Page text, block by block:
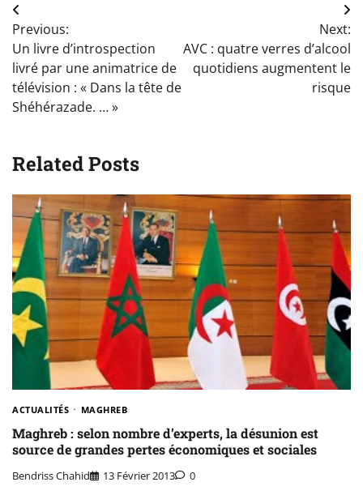
Navigation
de
l’article
Previous:
Un livre d’introspection
livré par une animatrice de
télévision : « Dans la tête de
Shéhérazade. … »
Next:
AVC : quatre verres d’alcool
quotidiens augmentent le
risque
Related Posts
ACTUALITÉS MAGHREB
Maghreb : selon nombre d’experts, la désunion est
source de grandes pertes économiques et sociales
Bendriss Chahid 13 Février 2013 0